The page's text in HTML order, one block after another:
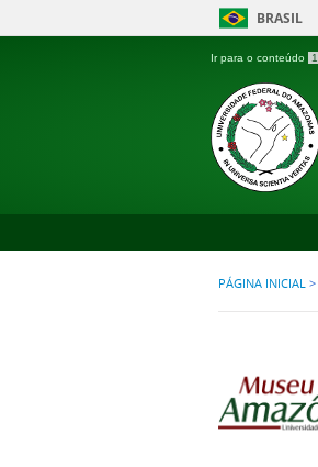
BRASIL
Ir para o conteúdo 1
PÁGINA INICIAL >